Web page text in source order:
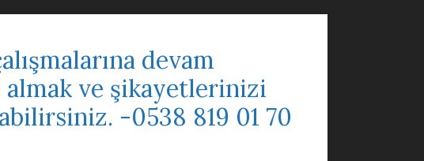
devam
ve şikayetlerinizi
-0538 819 01 70